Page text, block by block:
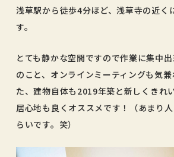
浅草駅から徒歩4分ほど、浅草寺の近く
す。
とても静かな空間ですので作業に集中
のこと、オンラインミーティングも気
た、建物自体も2019年築と新しくきれ
居心地も良くオススメです！（あまり
らいです。笑）